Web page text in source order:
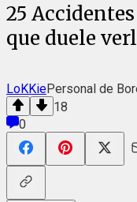
25
que duele
LoKKiePersonal de
18
0